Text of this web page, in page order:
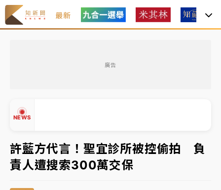
最新
廣告
NEWS
有片｜
連根拔起
中颱白海豚風雨來了！中部以北防豪雨 今晚、明天影
響最劇烈
白海豚逼近！北市水門只出不進 未移置車輛最高罰
▲
許藍方代言！聖宜診所被控偷拍 負
責人遭搜索300萬交保